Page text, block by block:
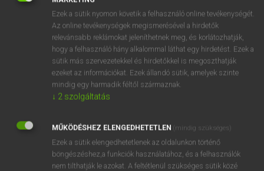
solar eclipse
solar energy
solarization
solar plexus
Ezek a sütik nyomon követik a felhasználó online tevékenységét.
Az online tevékenységek megismerésével a hirdetők
relevánsabb reklámokat jeleníthetnek meg, és korlátozhatják,
hogy a felhasználó hány alkalommal láthat egy hirdetést. Ezek a
sütik más szervezetekkel és hirdetőkkel is megoszthatják
ezeket az információkat. Ezek állandó sütik, amelyek szinte
mindig egy harmadik féltől származnak.
↓ 2 szolgáltatás
MŰKÖDÉSHEZ ELENGEDHETETLEN (mindig szükséges)
Ezek a sütik elengedhetetlenek az oldalunkon történő
böngészéshez,a funkciók használatához, és a felhasználók
nem tilthatják le azokat. A feltétlenül szükséges sütik közé